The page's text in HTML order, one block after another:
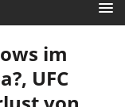
im
UFC